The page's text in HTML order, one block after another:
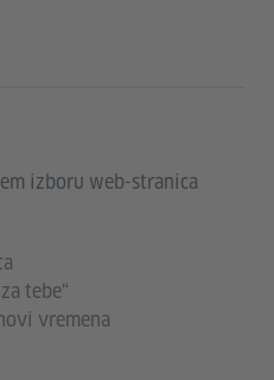
izboru web-stranica
tebe“
vremena